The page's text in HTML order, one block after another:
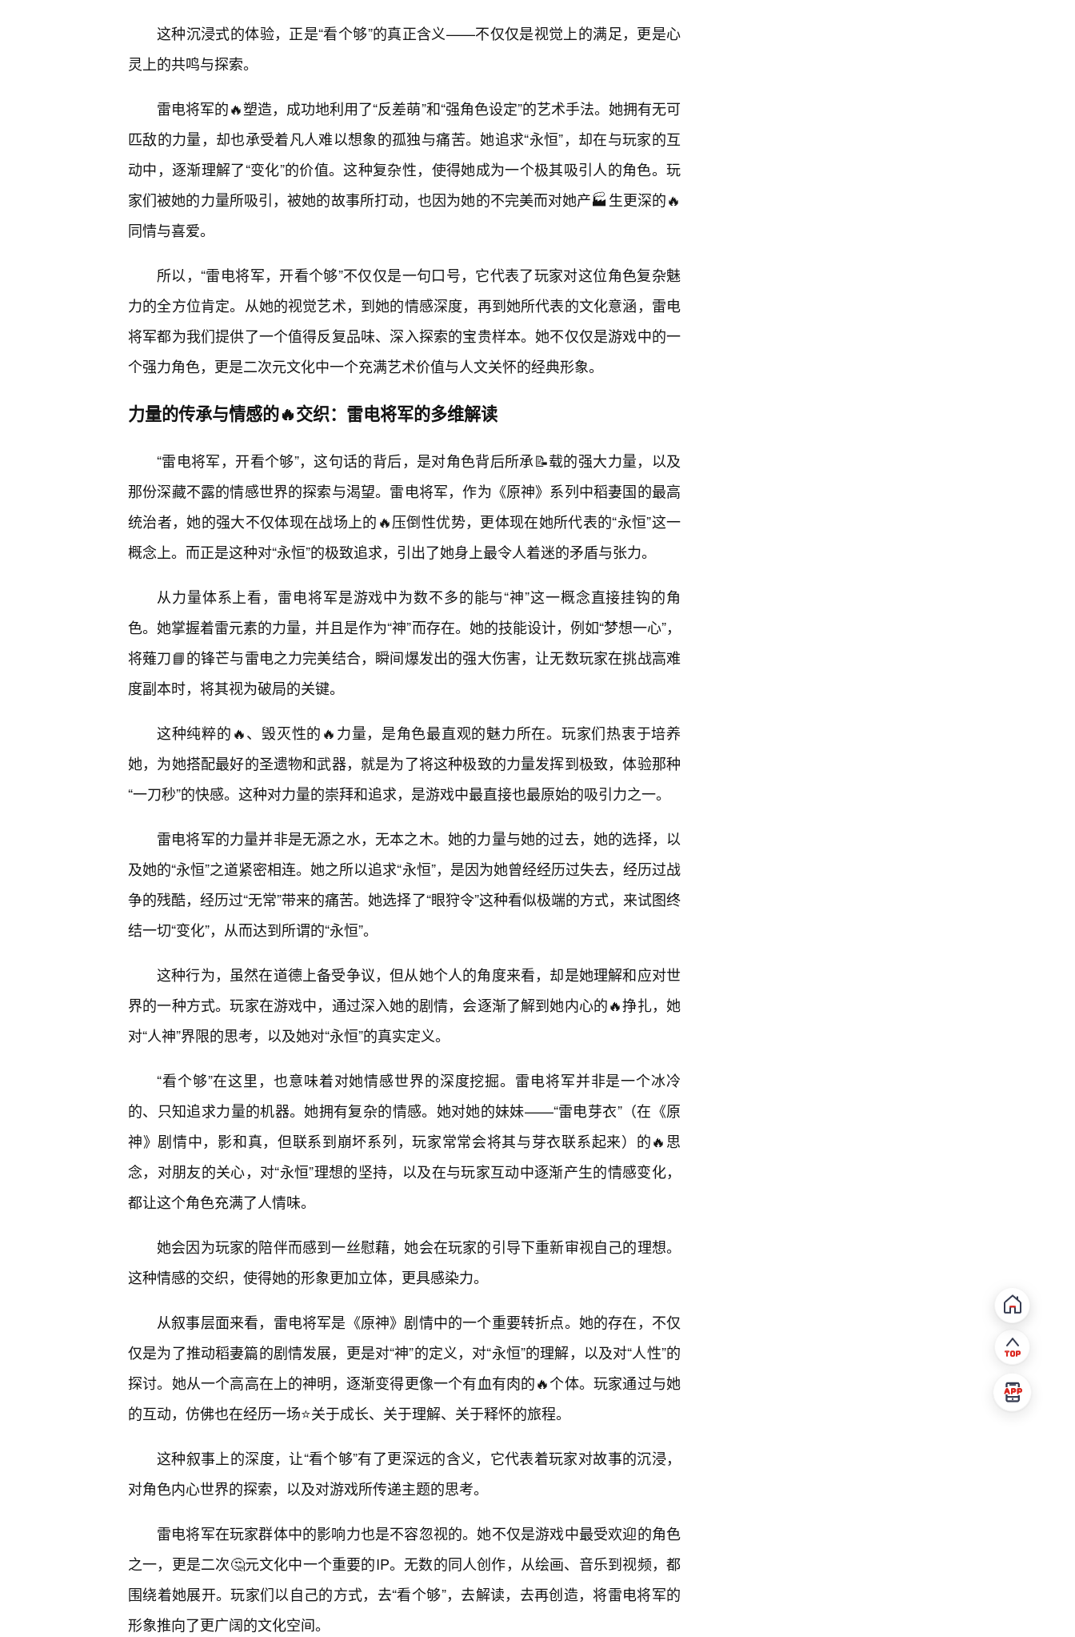
这种沉浸式的体验，正是“看个够”的真正含义——不仅仅是视觉上的满足，更是心
灵上的共鸣与探索。
雷电将军的🔥塑造，成功地利用了“反差萌”和“强角色设定”的艺术手法。她拥有无可
匹敌的力量，却也承受着凡人难以想象的孤独与痛苦。她追求“永恒”，却在与玩家的互
动中，逐渐理解了“变化”的价值。这种复杂性，使得她成为一个极其吸引人的角色。玩
家们被她的力量所吸引，被她的故事所打动，也因为她的不完美而对她产🏭生更深的🔥
同情与喜爱。
所以，“雷电将军，开看个够”不仅仅是一句口号，它代表了玩家对这位角色复杂魅
力的全方位肯定。从她的视觉艺术，到她的情感深度，再到她所代表的文化意涵，雷电
将军都为我们提供了一个值得反复品味、深入探索的宝贵样本。她不仅仅是游戏中的一
个强力角色，更是二次元文化中一个充满艺术价值与人文关怀的经典形象。
力量的传承与情感的🔥交织：雷电将军的多维解读
“雷电将军，开看个够”，这句话的背后，是对角色背后所承📝载的强大力量，以及
那份深藏不露的情感世界的探索与渴望。雷电将军，作为《原神》系列中稻妻国的最高
统治者，她的强大不仅体现在战场上的🔥压倒性优势，更体现在她所代表的“永恒”这一
概念上。而正是这种对“永恒”的极致追求，引出了她身上最令人着迷的矛盾与张力。
从力量体系上看，雷电将军是游戏中为数不多的能与“神”这一概念直接挂钩的角
色。她掌握着雷元素的力量，并且是作为“神”而存在。她的技能设计，例如“梦想一心”，
将薙刀📘的锋芒与雷电之力完美结合，瞬间爆发出的强大伤害，让无数玩家在挑战高难
度副本时，将其视为破局的关键。
这种纯粹的🔥、毁灭性的🔥力量，是角色最直观的魅力所在。玩家们热衷于培养
她，为她搭配最好的圣遗物和武器，就是为了将这种极致的力量发挥到极致，体验那种
“一刀秒”的快感。这种对力量的崇拜和追求，是游戏中最直接也最原始的吸引力之一。
雷电将军的力量并非是无源之水，无本之木。她的力量与她的过去，她的选择，以
及她的“永恒”之道紧密相连。她之所以追求“永恒”，是因为她曾经经历过失去，经历过战
争的残酷，经历过“无常”带来的痛苦。她选择了“眼狩令”这种看似极端的方式，来试图终
结一切“变化”，从而达到所谓的“永恒”。
这种行为，虽然在道德上备受争议，但从她个人的角度来看，却是她理解和应对世
界的一种方式。玩家在游戏中，通过深入她的剧情，会逐渐了解到她内心的🔥挣扎，她
对“人神”界限的思考，以及她对“永恒”的真实定义。
“看个够”在这里，也意味着对她情感世界的深度挖掘。雷电将军并非是一个冰冷
的、只知追求力量的机器。她拥有复杂的情感。她对她的妹妹——“雷电芽衣”（在《原
神》剧情中，影和真，但联系到崩坏系列，玩家常常会将其与芽衣联系起来）的🔥思
念，对朋友的关心，对“永恒”理想的坚持，以及在与玩家互动中逐渐产生的情感变化，
都让这个角色充满了人情味。
她会因为玩家的陪伴而感到一丝慰藉，她会在玩家的引导下重新审视自己的理想。
这种情感的交织，使得她的形象更加立体，更具感染力。
从叙事层面来看，雷电将军是《原神》剧情中的一个重要转折点。她的存在，不仅
仅是为了推动稻妻篇的剧情发展，更是对“神”的定义，对“永恒”的理解，以及对“人性”的
探讨。她从一个高高在上的神明，逐渐变得更像一个有血有肉的🔥个体。玩家通过与她
的互动，仿佛也在经历一场⭐关于成长、关于理解、关于释怀的旅程。
这种叙事上的深度，让“看个够”有了更深远的含义，它代表着玩家对故事的沉浸，
对角色内心世界的探索，以及对游戏所传递主题的思考。
雷电将军在玩家群体中的影响力也是不容忽视的。她不仅是游戏中最受欢迎的角色
之一，更是二次🤔元文化中一个重要的IP。无数的同人创作，从绘画、音乐到视频，都
围绕着她展开。玩家们以自己的方式，去“看个够”，去解读，去再创造，将雷电将军的
形象推向了更广阔的文化空间。